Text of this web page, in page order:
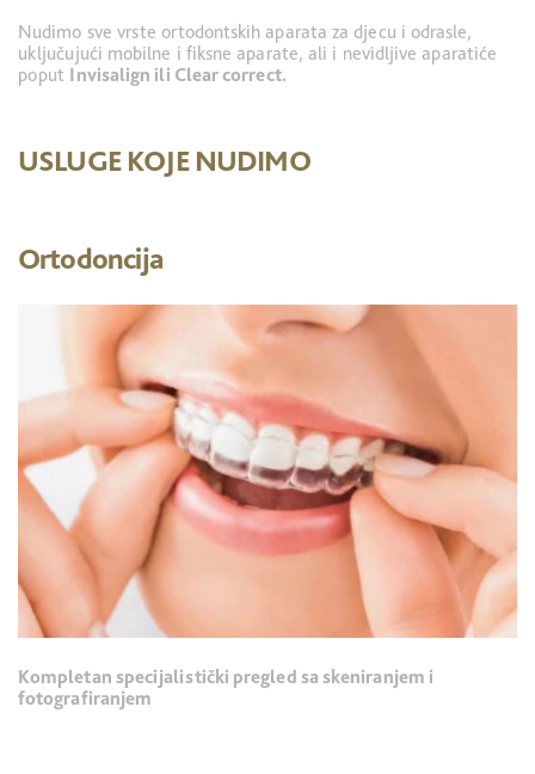
Nudimo sve vrste ortodontskih aparata za djecu i odrasle,
uključujući mobilne i fiksne aparate, ali i nevidljive aparatiće
poput Invisalign ili Clear correct.
USLUGE KOJE NUDIMO
Ortodoncija
Kompletan specijalistički pregled sa skeniranjem i
fotografiranjem